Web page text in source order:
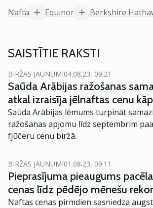
Nafta
Equinor Berkshire
SAISTĪTIE RAKSTI
BIRŽAS JAUNUMI04.08.23, 09:21
Saūda Arābijas ražošanas
atkal izraisīja jēlnaftas cenu
Saūda Arābijas lēmums turpināt
ražošanas apjomu līdz septembrim
fjūčeru cenu biržā.
BIRŽAS JAUNUMI01.08.23, 09:11
Pieprasījuma pieaugums
cenas līdz pēdējo mēnešu
Naftas cenas pirmdien sasniedza